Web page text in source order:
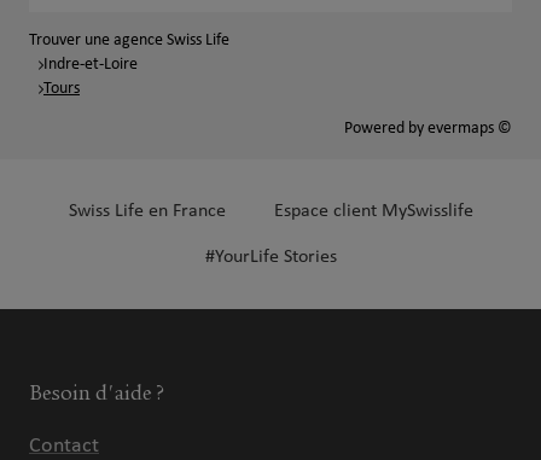
Trouver une agence Swiss Life
Indre-et-Loire
Tours
Powered by evermaps ©
Swiss Life en France Espace client MySwisslife
#YourLife Stories
Besoin d'aide ?
Contact